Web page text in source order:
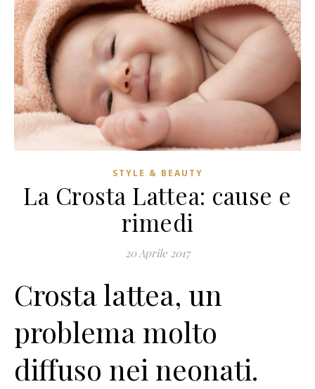
STYLE & BEAUTY
La Crosta Lattea: cause e
rimedi
20 Aprile 2017
Crosta lattea, un
problema molto
diffuso nei neonati.